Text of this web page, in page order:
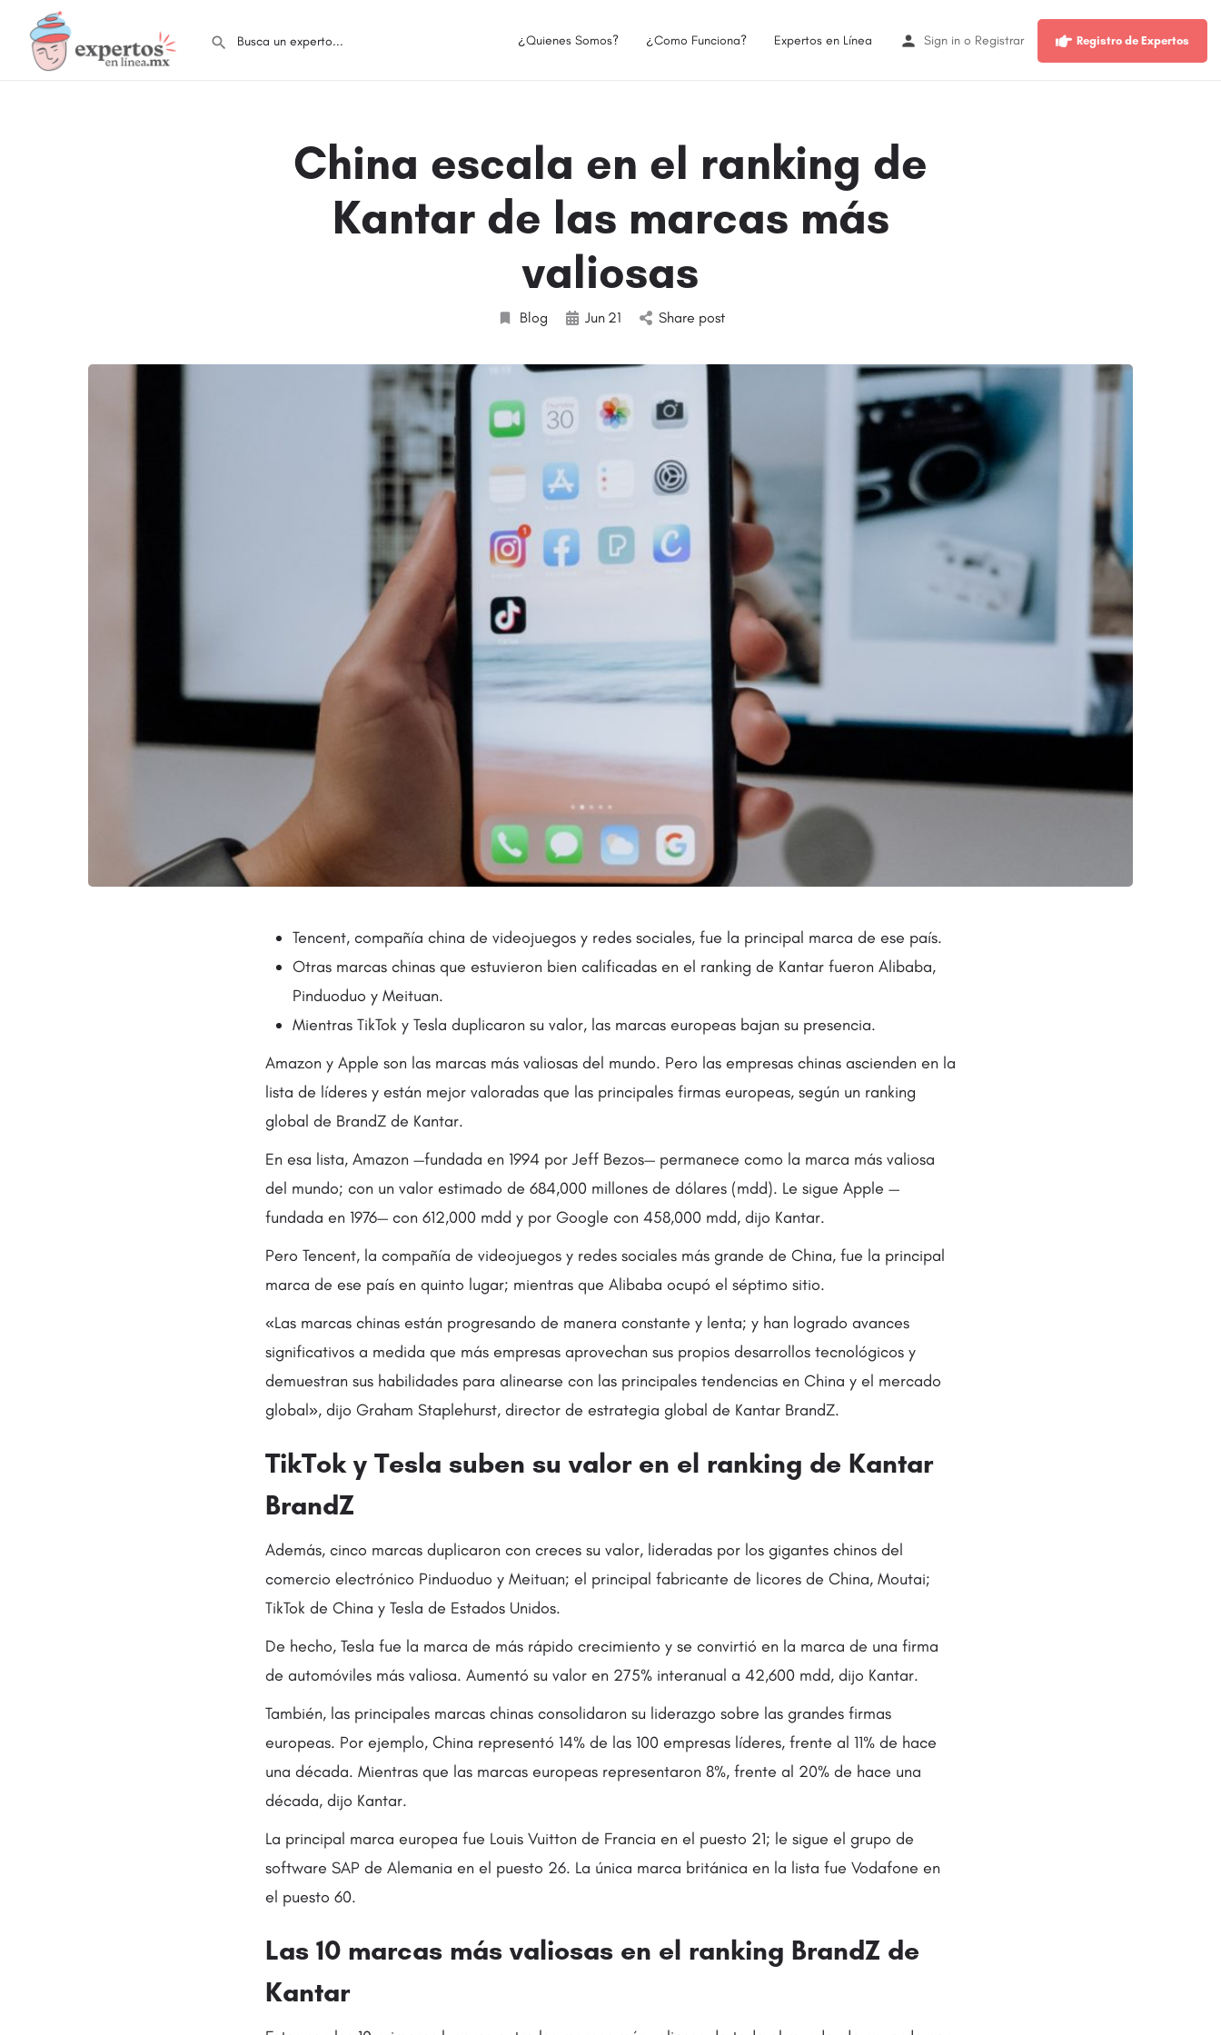
¿Quienes Somos? ¿Como Funciona? Expertos en Línea Sign in o Registrar Registro de Expertos
China escala en el ranking de
Kantar de las marcas más
valiosas
Blog Jun 21 Share post
Tencent, compañía china de videojuegos y redes sociales, fue la principal marca de ese país.
Otras marcas chinas que estuvieron bien calificadas en el ranking de Kantar fueron Alibaba,
Pinduoduo y Meituan.
Mientras TikTok y Tesla duplicaron su valor, las marcas europeas bajan su presencia.
Amazon y Apple son las marcas más valiosas del mundo. Pero las empresas chinas ascienden en la
lista de líderes y están mejor valoradas que las principales firmas europeas, según un ranking
global de BrandZ de Kantar.
En esa lista, Amazon —fundada en 1994 por Jeff Bezos— permanece como la marca más valiosa
del mundo; con un valor estimado de 684,000 millones de dólares (mdd). Le sigue Apple —
fundada en 1976— con 612,000 mdd y por Google con 458,000 mdd, dijo Kantar.
Pero Tencent, la compañía de videojuegos y redes sociales más grande de China, fue la principal
marca de ese país en quinto lugar; mientras que Alibaba ocupó el séptimo sitio.
«Las marcas chinas están progresando de manera constante y lenta; y han logrado avances
significativos a medida que más empresas aprovechan sus propios desarrollos tecnológicos y
demuestran sus habilidades para alinearse con las principales tendencias en China y el mercado
global», dijo Graham Staplehurst, director de estrategia global de Kantar BrandZ.
TikTok y Tesla suben su valor en el ranking de Kantar
BrandZ
Además, cinco marcas duplicaron con creces su valor, lideradas por los gigantes chinos del
comercio electrónico Pinduoduo y Meituan; el principal fabricante de licores de China, Moutai;
TikTok de China y Tesla de Estados Unidos.
De hecho, Tesla fue la marca de más rápido crecimiento y se convirtió en la marca de una firma
de automóviles más valiosa. Aumentó su valor en 275% interanual a 42,600 mdd, dijo Kantar.
También, las principales marcas chinas consolidaron su liderazgo sobre las grandes firmas
europeas. Por ejemplo, China representó 14% de las 100 empresas líderes, frente al 11% de hace
una década. Mientras que las marcas europeas representaron 8%, frente al 20% de hace una
década, dijo Kantar.
La principal marca europea fue Louis Vuitton de Francia en el puesto 21; le sigue el grupo de
software SAP de Alemania en el puesto 26. La única marca británica en la lista fue Vodafone en
el puesto 60.
Las 10 marcas más valiosas en el ranking BrandZ de
Kantar